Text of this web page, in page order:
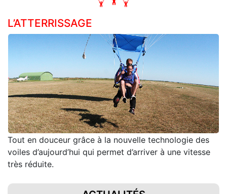
L’ATTERRISSAGE
Tout en douceur grâce à la nouvelle technologie des
voiles d’aujourd’hui qui permet d’arriver à une vitesse
très réduite.